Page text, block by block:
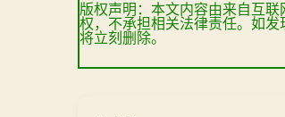
版权声明：本文内容由来自互
权，不承担相关法律责任。如
将立刻删除。